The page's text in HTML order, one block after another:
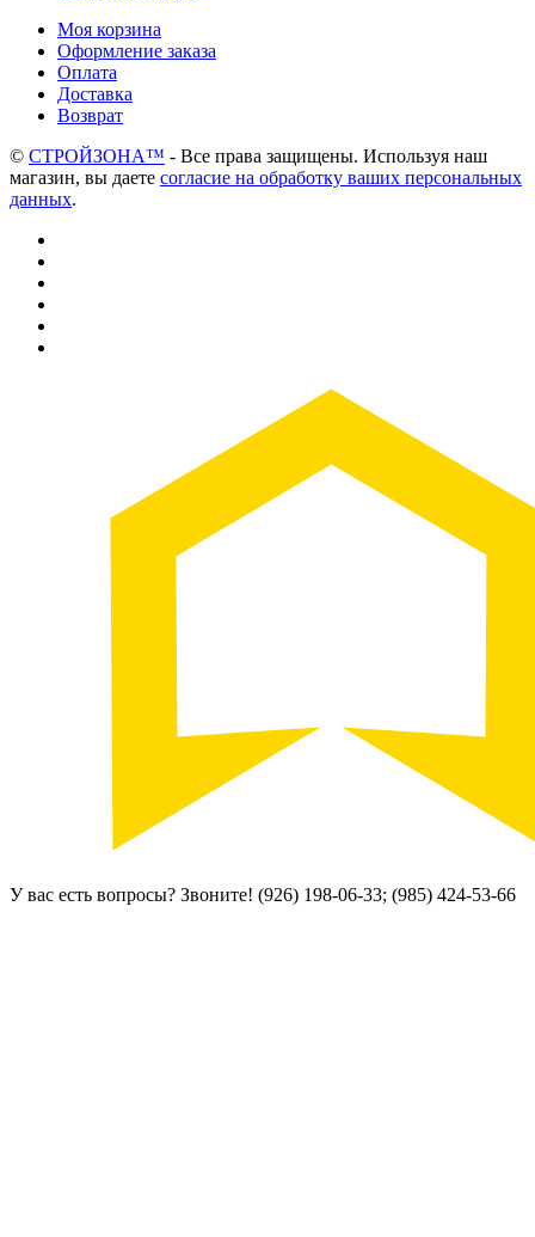
Моя корзина
Оформление заказа
Оплата
Доставка
Возврат
© СТРОЙЗОНА™ - Все права защищены. Используя наш
магазин, вы даете согласие на обработку ваших персональных
данных.
У вас есть вопросы? Звоните! (926) 198-06-33; (985) 424-53-66